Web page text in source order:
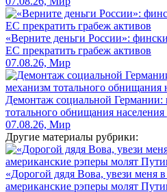
«Верните деньги России»:
ЕС прекратить грабеж активов
07.08.26, Мир
Демонтаж социальной Германии:
тотального обнищания
07.08.26, Мир
Другие материалы рубрики:
«Дорогой дядя Вова, увези меня
американские рэперы молят